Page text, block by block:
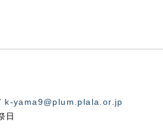
k-yama9@plum.plala.or.jp
日